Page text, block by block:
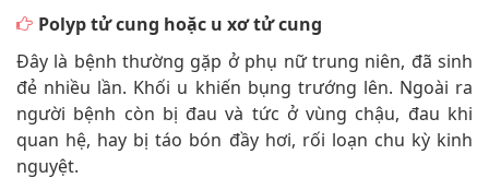
Polyp tử cung hoặc u xơ tử cung
Đây là bệnh thường gặp ở phụ nữ trung niên, đã sinh
đẻ nhiều lần. Khối u khiến bụng trướng lên. Ngoài ra
người bệnh còn bị đau và tức ở vùng chậu, đau khi
quan hệ, hay bị táo bón đầy hơi, rối loạn chu kỳ kinh
nguyệt.